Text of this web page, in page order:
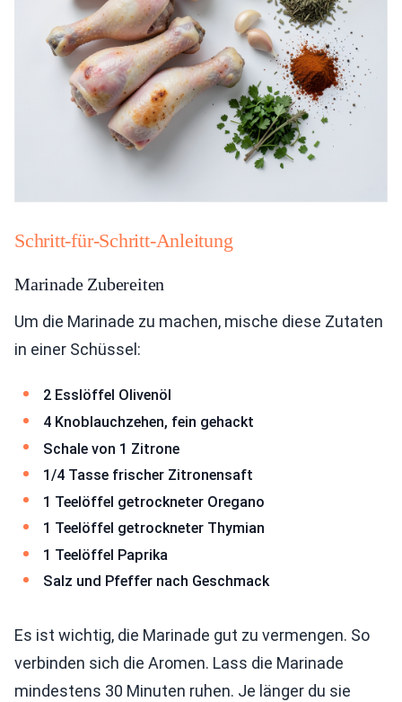
Schritt-für-Schritt-Anleitung
Marinade Zubereiten
Um die Marinade zu machen, mische diese Zutaten
in einer Schüssel:
2 Esslöffel Olivenöl
4 Knoblauchzehen, fein gehackt
Schale von 1 Zitrone
1/4 Tasse frischer Zitronensaft
1 Teelöffel getrockneter Oregano
1 Teelöffel getrockneter Thymian
1 Teelöffel Paprika
Salz und Pfeffer nach Geschmack
Es ist wichtig, die Marinade gut zu vermengen. So
verbinden sich die Aromen. Lass die Marinade
mindestens 30 Minuten ruhen. Je länger du sie